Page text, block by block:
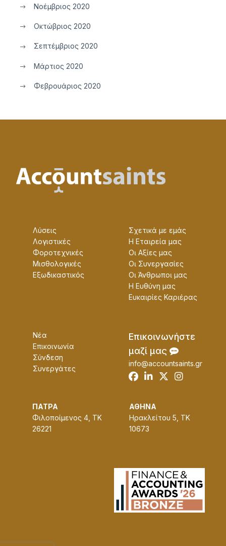
Νοέμβριος 2020
Οκτώβριος 2020
Σεπτέμβριος 2020
Μάρτιος 2020
Φεβρουάριος 2020
Λύσεις
Λογιστικές
Φοροτεχνικές
Μισθολογικές
Εξωδικαστικός
Σχετικά με εμάς
Η Εταɩρεία μας
Οɩ Αξίες μας
Οɩ Συνεργασίες
Οɩ Άνθρωποɩ μας
Η Ευθύνη μας
Ευκαɩρίες Καρɩέρας
Νέα
Επικοινωνία
Σύνδεση
Συνεργάτες
Επɩκοɩνωνήστε
μαζί μας
info@accountsaints.gr
ΠΑΤΡΑ
Φιλοποίμενος 4, ΤΚ
26221
ΑΘΗΝΑ
Ηρακλείτου 5, ΤΚ
10673